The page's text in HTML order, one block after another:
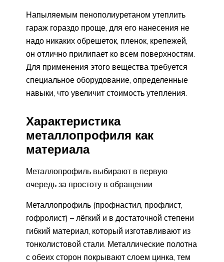
Напыляемым пенополиуретаном утеплить
гараж гораздо проще, для его нанесения не
надо никаких обрешеток, пленок, крепежей,
он отлично прилипает ко всем поверхностям.
Для применения этого вещества требуется
специальное оборудование, определенные
навыки, что увеличит стоимость утепления.
Характеристика
металлопрофиля как
материала
Металлопрофиль выбирают в первую
очередь за простоту в обращении
Металлопрофиль (профнастил, профлист,
гофролист) – лёгкий и в достаточной степени
гибкий материал, который изготавливают из
тонколистовой стали. Металлические полотна
с обеих сторон покрывают слоем цинка, тем